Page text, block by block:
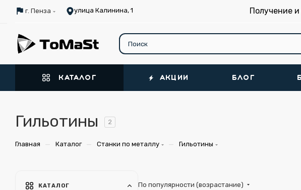
г. Пенза улица Калинина, 1 Получение и
КАТАЛОГ АКЦИИ БЛОГ
Гильотины 2
Главная — Каталог — Станки по металлу — Гильотины
По популярности (возрастание)
КАТАЛОГ